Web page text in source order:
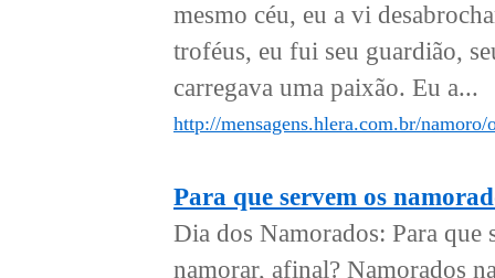
mesmo céu, eu a vi
troféus, eu fui seu guardião,
carregava uma paixão. Eu a...
http://mensagens.hlera.com.br/namoro/
Para que servem os
Dia dos Namorados: Para que
namorar, afinal? Namorados